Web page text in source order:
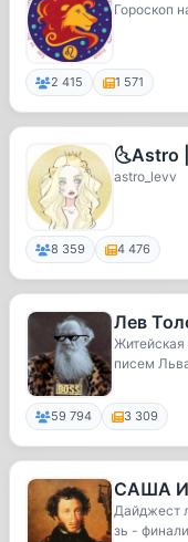
Гороскоп
2 415 1 571
🌜Astro
astro_levv
8 359 4 476
Лев
Житейская
писем
59 794 3 309
САША
Дайджест
зь -